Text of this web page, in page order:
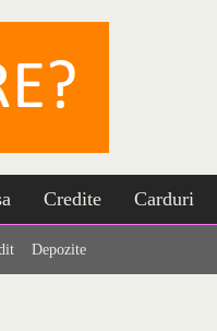
Credite Carduri
Depozite